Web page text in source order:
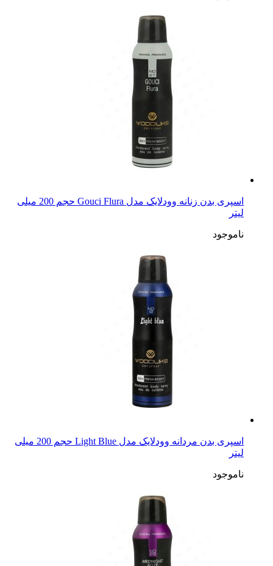
اسپری بدن زنانه وودلایک مدل Gouci Flura حجم 200 میلی
لیتر
ناموجود
اسپری بدن مردانه وودلایک مدل Light Blue حجم 200 میلی
لیتر
ناموجود